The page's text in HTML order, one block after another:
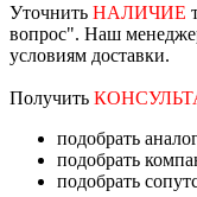
Уточнить НАЛИЧИЕ
вопрос". Наш
условиям доставки.
Получить
подобрать
подобрать
подобрать